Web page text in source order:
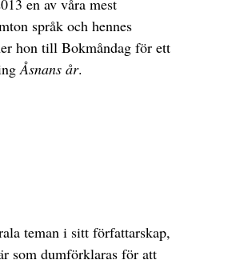
språk och hennes
hon till Bokmåndag för ett
Åsnans år.
teman i sitt författarskap,
som dumförklaras för att